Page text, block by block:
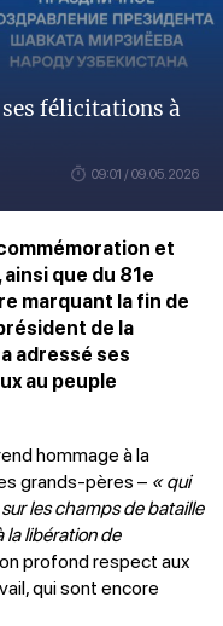
félicitations à
09:01 / 09.05.2026
et
que du 81e
marquant la fin de
de la
adressé ses
au peuple
hommage à la
grands-pères – « qui
les champs de bataille
libération de
profond respect aux
qui sont encore